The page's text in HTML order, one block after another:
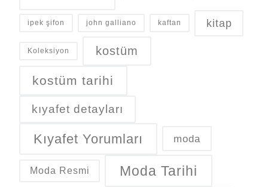
ipek şifon john galliano kaftan kitap
Koleksiyon kostüm
kostüm tarihi
kıyafet detayları
Kıyafet Yorumları moda
Moda Resmi Moda Tarihi